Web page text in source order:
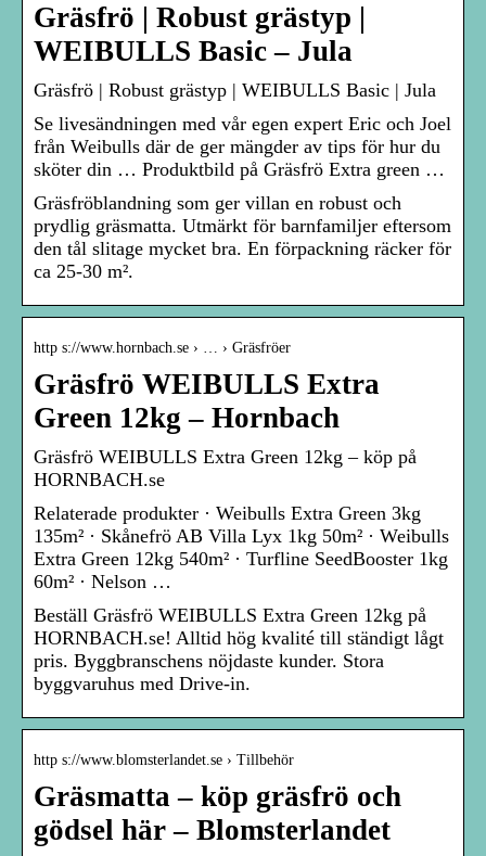
Gräsfrö | Robust grästyp |
WEIBULLS Basic – Jula
Gräsfrö | Robust grästyp | WEIBULLS Basic | Jula
Se livesändningen med vår egen expert Eric och Joel
från Weibulls där de ger mängder av tips för hur du
sköter din … Produktbild på Gräsfrö Extra green …
Gräsfröblandning som ger villan en robust och
prydlig gräsmatta. Utmärkt för barnfamiljer eftersom
den tål slitage mycket bra. En förpackning räcker för
ca 25-30 m².
http s://www.hornbach.se › … › Gräsfröer
Gräsfrö WEIBULLS Extra
Green 12kg – Hornbach
Gräsfrö WEIBULLS Extra Green 12kg – köp på
HORNBACH.se
Relaterade produkter · Weibulls Extra Green 3kg
135m² · Skånefrö AB Villa Lyx 1kg 50m² · Weibulls
Extra Green 12kg 540m² · Turfline SeedBooster 1kg
60m² · Nelson …
Beställ Gräsfrö WEIBULLS Extra Green 12kg på
HORNBACH.se! Alltid hög kvalité till ständigt lågt
pris. Byggbranschens nöjdaste kunder. Stora
byggvaruhus med Drive-in.
http s://www.blomsterlandet.se › Tillbehör
Gräsmatta – köp gräsfrö och
gödsel här – Blomsterlandet